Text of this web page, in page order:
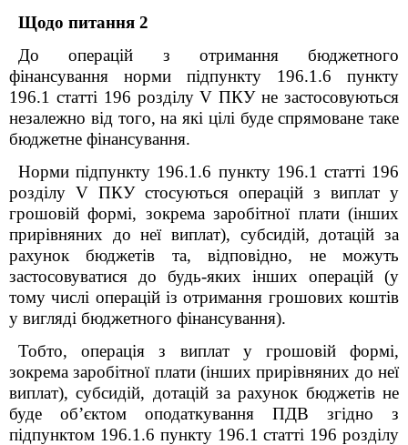
Щодо питання 2
До операцій з отримання бюджетного
фінансування норми підпункту 196.1.6 пункту
196.1 статті 196 розділуV ПКУ не застосовуються
незалежно від того, на які цілі буде спрямоване таке
бюджетне фінансування.
Норми підпункту 196.1.6 пункту 196.1 статті 196
розділу V ПКУ стосуються операцій з виплат у
грошовій формі, зокрема заробітної плати (інших
прирівняних до неї виплат), субсидій, дотацій за
рахунок бюджетів та, відповідно, не можуть
застосовуватися до будь-яких інших операцій (у
тому числі операцій із отримання грошових коштів
у вигляді бюджетного фінансування).
Тобто, операція з виплат у грошовій формі,
зокрема заробітної плати (інших прирівняних до неї
виплат), субсидій, дотацій за рахунок бюджетів не
буде об’єктом оподаткування ПДВ згідно з
підпунктом 196.1.6 пункту 196.1 статті 196 розділу